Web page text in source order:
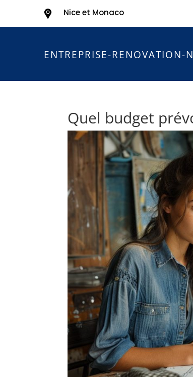
Nice et Monaco
ENTREPRISE-RENOVATION-
Quel budget